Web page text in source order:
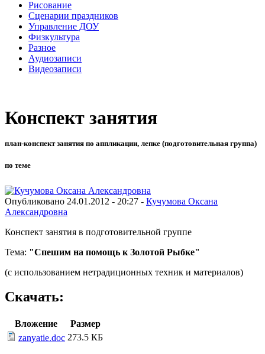
Рисование
Сценарии праздников
Управление ДОУ
Физкультура
Разное
Аудиозаписи
Видеозаписи
Конспект занятия
план-конспект занятия по аппликации, лепке (подготовительная группа)
по теме
Опубликовано 24.01.2012 - 20:27 - Кучумова Оксана
Александровна
Конспект занятия в подготовительной группе
Тема: "Спешим на помощь к Золотой Рыбке"
(с использованием нетрадиционных техник и материалов)
Скачать:
Вложение
Размер
zanyatie.doc 273.5 КБ